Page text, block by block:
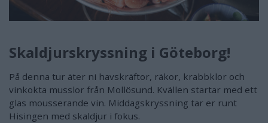
Skaldjurskryssning i Göteborg!
På denna tur äter ni havskräftor, räkor, krabbklor och
vinkokta musslor från Mollösund. Kvällen startar med ett
glas mousserande vin. Middagskryssning tar er runt
Hisingen med skaldjur i fokus.